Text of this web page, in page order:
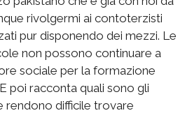
rivolgermi ai contoterzisti
pur disponendo dei mezzi. Le
non possono continuare a
sociale per la formazione
poi racconta quali sono gli
rendono difficile trovare